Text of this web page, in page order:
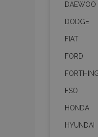
DAEWOO
DODGE
FIAT
FORD
FSO
HONDA
HYUNDAI